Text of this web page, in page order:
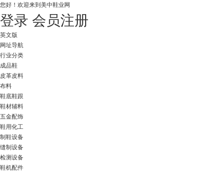
您好！ 欢迎来到美中鞋业网
登录 会员注册
英文版
网址导航
行业分类
成品鞋
皮革皮料
布料
鞋底鞋跟
鞋材辅料
五金配饰
鞋用化工
制鞋设备
缝制设备
检测设备
鞋机配件